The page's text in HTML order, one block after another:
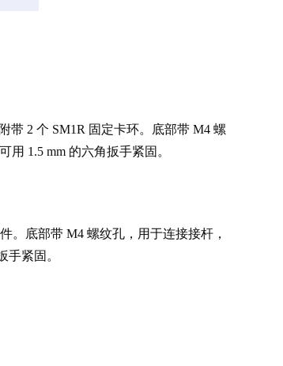
2 个 SM1R 固定卡环。底部带 M4 螺
用 1.5 mm 的六角扳手紧固。
部带 M4 螺纹孔，用于连接接杆，
紧固。